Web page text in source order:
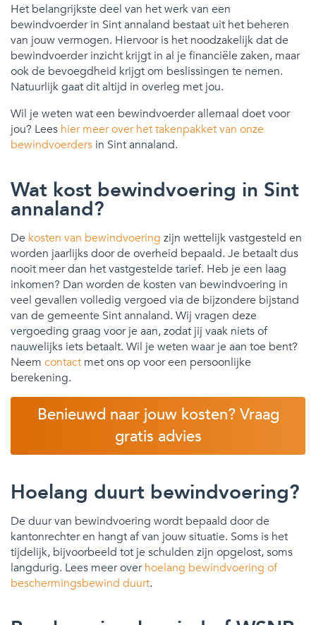
Het belangrijkste deel van het werk van een
bewindvoerder in Sint annaland bestaat uit het beheren
van jouw vermogen. Hiervoor is het noodzakelijk dat de
bewindvoerder inzicht krijgt in al je financiële zaken, maar
ook de bevoegdheid krijgt om beslissingen te nemen.
Natuurlijk gaat dit altijd in overleg met jou.
Wil je weten wat een bewindvoerder allemaal doet voor
jou? Lees hier meer over het takenpakket van onze
bewindvoerders in Sint annaland.
Wat kost bewindvoering in Sint
annaland?
De kosten van bewindvoering zijn wettelijk vastgesteld en
worden jaarlijks door de overheid bepaald. Je betaalt dus
nooit meer dan het vastgestelde tarief. Heb je een laag
inkomen? Dan worden de kosten van bewindvoering in
veel gevallen volledig vergoed via de bijzondere bijstand
van de gemeente Sint annaland. Wij vragen deze
vergoeding graag voor je aan, zodat jij vaak niets of
nauwelijks iets betaalt. Wil je weten waar je aan toe bent?
Neem contact met ons op voor een persoonlijke
berekening.
Benieuwd naar jouw kosten? Vraag
gratis advies
Hoelang duurt bewindvoering?
De duur van bewindvoering wordt bepaald door de
kantonrechter en hangt af van jouw situatie. Soms is het
tijdelijk, bijvoorbeeld tot je schulden zijn opgelost, soms
langdurig. Lees meer overhoelang bewindvoering of
beschermingsbewind duurt.